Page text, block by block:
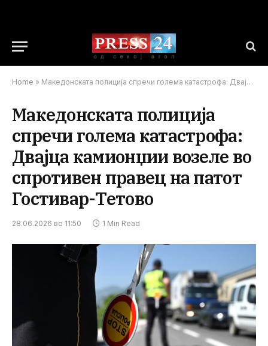
Home » Македонската полиција спречи голема катастрофа: Двајца камионџии возеле во спротивен правец на патот Гостивар-Тетово
Македонската полиција
спречи голема катастрофа:
Двајца камионџии возеле во
спротивен правец на патот
Гостивар-Тетово
28.06.2026 во 11:50 1 Min Read